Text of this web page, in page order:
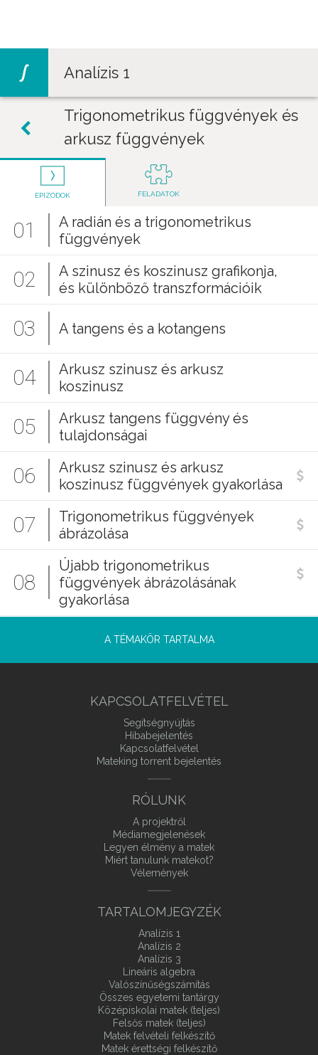
Analízis 1
Trigonometrikus függvények és
arkusz függvények
EPIZÓDOK FELADATOK
01
A radián és a trigonometrikus
függvények
02
A szinusz és koszinusz grafikonja,
és különböző transzformációik
03 A tangens és a kotangens
04
Arkusz szinusz és arkusz
koszinusz
05
Arkusz tangens függvény és
tulajdonságai
06
Arkusz szinusz és arkusz
koszinusz függvények gyakorlása
07
Trigonometrikus függvények
ábrázolása
08
Újabb trigonometrikus
függvények ábrázolásának
gyakorlása
A TÉMAKÖR TARTALMA
KAPCSOLATFELVÉTEL
Segítségnyújtás
Hibabejelentés
Kapcsolatfelvétel
Mateking torrent bejelentés
RÓLUNK
A projektről
Médiamegjelenések
Legyen élmény a matek
Miért tanulunk matekot?
Vélemények
TARTALOMJEGYZÉK
Analízis 1
Analízis 2
Analízis 3
Lineáris algebra
Valószínűségszámítás
Összes egyetemi tantárgy
Középiskolai matek (teljes)
Felsős matek (teljes)
Matek felvételi felkészítő
Matek érettségi felkészítő